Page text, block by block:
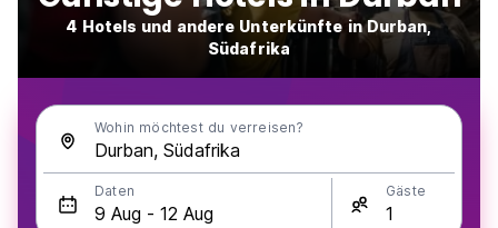
4 Hotels und andere Unterkünfte in Durban,
Südafrika
Wohin möchtest du verreisen?
Daten Gäste